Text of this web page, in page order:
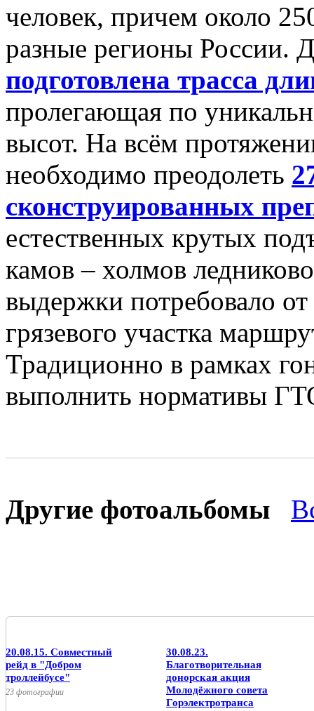
человек, причем около
разные регионы России.
подготовлена трасса
пролегающая по
высот. На всём
необходимо преодолеть
сконструированных
естественных крутых
камов – холмов
выдержки потребовало
грязевого участка
Традиционно в рамках
выполнить нормативы
Другие фотоальбомы
20.08.15. Совместный
рейд в "Добром
троллейбусе"
23 фотографии
30.08.23.
Благотворительная
донорская акция
Молодёжного совета
Горэлектротранса